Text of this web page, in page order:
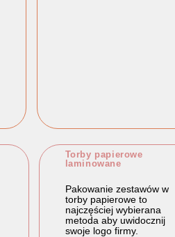
Torby papierowe
laminowane
Pakowanie zestawów w
torby papierowe to
najczęściej wybierana
metoda aby uwidocznij
swoje logo firmy.